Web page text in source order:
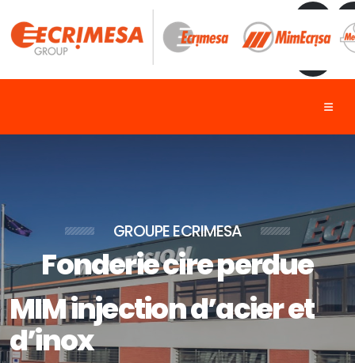
GROUPE ECRIMESA
Fonderie cire perdue
MIM injection d’acier et
d’inox